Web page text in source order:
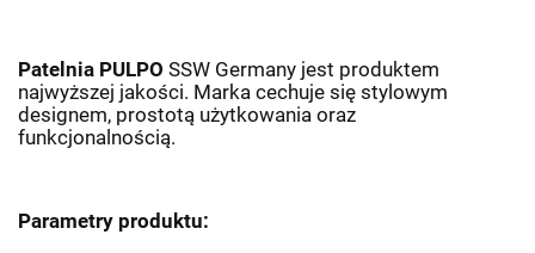
Patelnia PULPO SSW Germany jest produktem
najwyższej jakości. Marka cechuje się stylowym
designem, prostotą użytkowania oraz
funkcjonalnością.
Parametry produktu: